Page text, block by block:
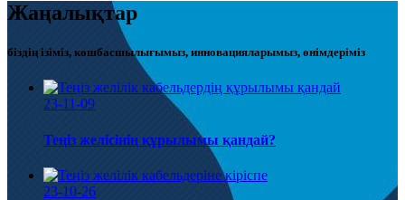
Жаңалықтар
біздің ізіміз, көшбасшылығымыз, инновацияларымыз, өнімдеріміз
23-11-09
Теңіз желісінің құрылымы қандай?
23-10-26